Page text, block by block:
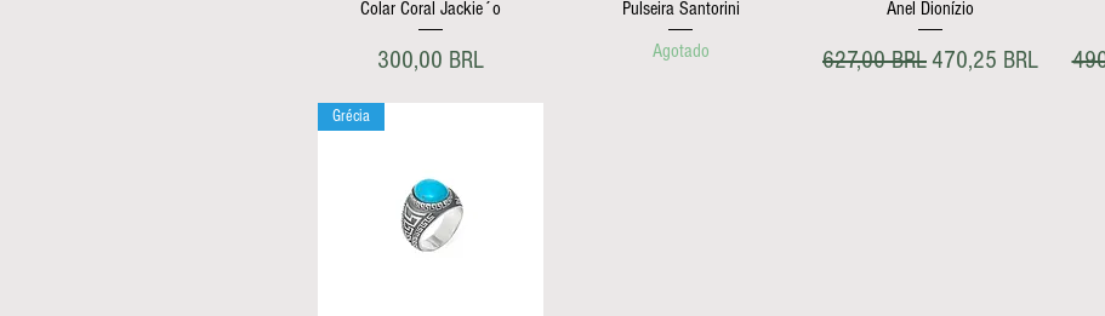
Vista rápida
Colar Coral Jackie´o
Precio
300,00 BRL
Vista rápida
Pulseira Santorini
Agotado
Vista rápida
Anel Dionízio
Precio
627,00 BRL Precio de oferta
470,25 BRL
Grécia